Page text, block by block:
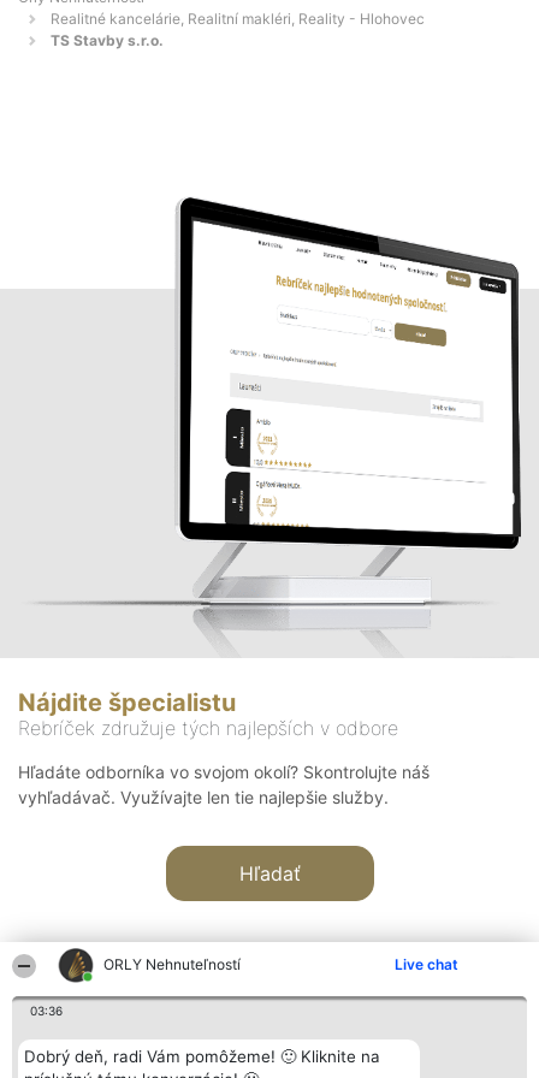
ORLY Nehnuteľností Live chat
03:36
Dobrý deň, radi Vám pomôžeme! 🙂 Kliknite na
Realitné kancelárie, Realitní makléri, Reality - Hlohovec
TS Stavby s.r.o.
Nájdite špecialistu
Rebríček združuje tých najlepších v odbore
Hľadáte odborníka vo svojom okolí? Skontrolujte náš
vyhľadávač. Využívajte len tie najlepšie služby.
Hľadať
Organizátor hodnotenia
Bright Side Solutions sp. z o.
Hodnotenie
Laureáti
Kontakt
Kontakt